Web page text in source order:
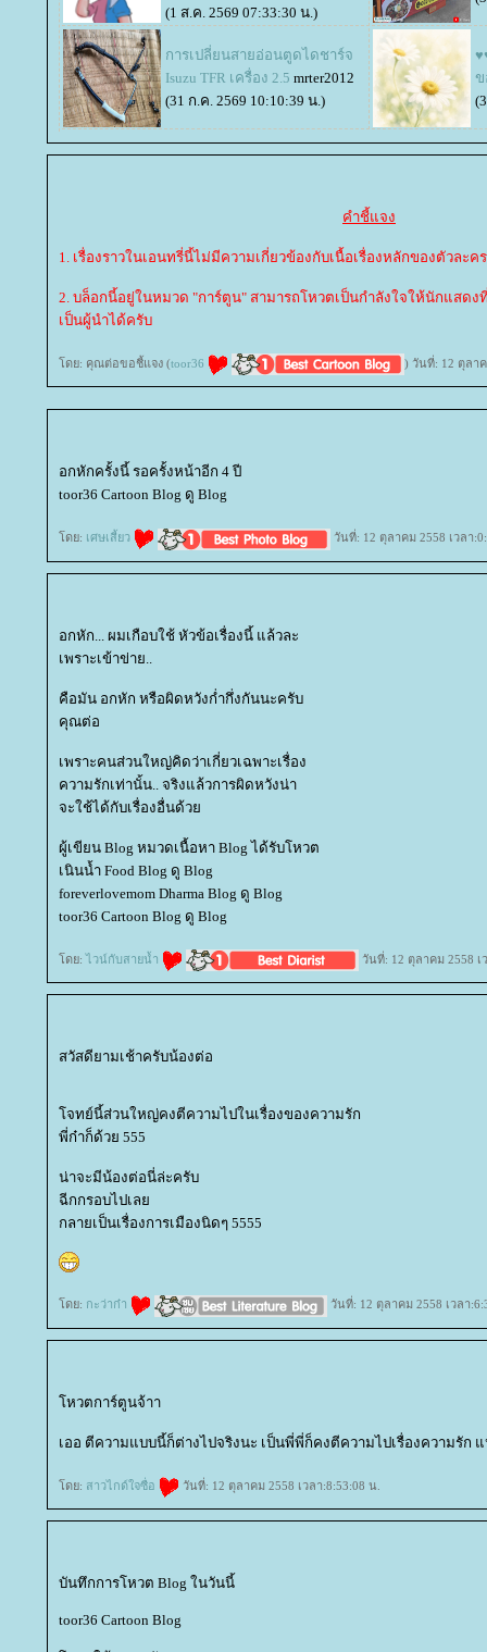
(1 ส.ค. 2569 07:33:30 น.)
การเปลี่ยนสายอ่อนตูดไดชาร์จ
Isuzu TFR เครื่อง 2.5 mrter2012
(31 ก.ค. 2569 10:10:39 น.)
ข
คำชี้แจง
1. เรื่องราวในเอนทรี่นี้ไม่มีความเกี่ยวข้องกับเนื้อเรื่องหลักของตัวละค
2. บล็อกนี้อยู่ในหมวด "การ์ตูน" สามารถโหวตเป็นกำลังใจให้นักแสดง
เป็นผู้นำได้ครับ
ดย: คุณต่อขอชี้แจง (toor36 ) วันที่: 12 ตุลา
อกหักครั้งนี้ รอครั้งหน้าอีก 4 ปี
toor36 Cartoon Blog ดู Blog
ดย: เศษเสี้ยว วันที่: 12 ตุลาคม 2558 เวลา
อกหัก... ผมเกือบใช้ หัวข้อเรื่องนี้ แล้วละ
เพราะเข้าข่าย..
คือมัน อกหัก หรือผิดหวังก่ำกึ่งกันนะครับ
คุณต่อ
เพราะคนส่วนใหญ่คิดว่าเกี่ยวเฉพาะเรื่อง
ความรักเท่านั้น.. จริงแล้วการผิดหวังน่า
จะใช้ได้กับเรื่องอื่นด้ว
ผู้เขียน Blog หมวดเนื้อหา Blog ได้รับโหวต
เนินน้ำ Food Blog ดู Blog
foreverlovemom Dharma Blog ดู Blog
toor36 Cartoon Blog ดู Blog
ดย:ไวน์กับสายน้ำ วันที่: 12 ตุลาคม 2558 เ
สวัสดียามเช้าครับน้องต่อ
จทย์นี้ส่วนใหญ่คงตีความไปในเรื่องของความรัก
พี่ก๋าก็ด้วย 555
น่าจะมีน้องต่อนี่ล่ะครับ
ฉีกกรอบไปเล
กลายเป็นเรื่องการเมืองนิดๆ 5555
ดย: กะว่าก๋า วันที่: 12 ตุลาคม 2558 เวลา
หวตการ์ตูนจ้าา
เออ ตีความแบบนี้ก็ต่างไปจริงนะ เป็นพี่พี่ก็คงตีความไปเรื่องความรัก
ดย: สาวไกด์ใจซื่อ วันที่: 12 ตุลาคม 2558 เวลา:8:53:08 น.
บันทึกการโหวต Blog ในวันนี้
toor36 Cartoon Blog